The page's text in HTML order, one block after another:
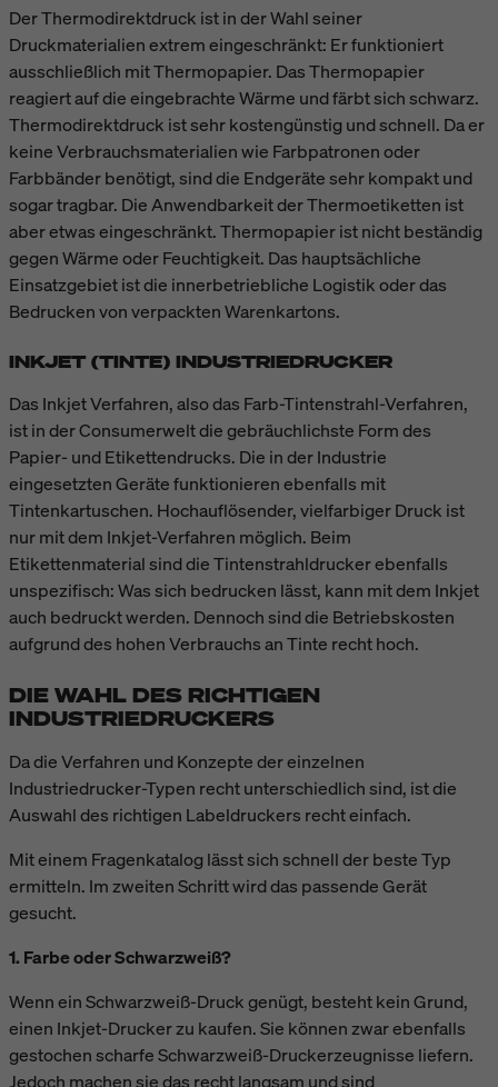
Der Thermodirektdruck ist in der Wahl seiner
Druckmaterialien extrem eingeschränkt: Er funktioniert
ausschließlich mit Thermopapier. Das Thermopapier
reagiert auf die eingebrachte Wärme und färbt sich schwarz.
Thermodirektdruck ist sehr kostengünstig und schnell. Da er
keine Verbrauchsmaterialien wie Farbpatronen oder
Farbbänder benötigt, sind die Endgeräte sehr kompakt und
sogar tragbar. Die Anwendbarkeit der Thermoetiketten ist
aber etwas eingeschränkt. Thermopapier ist nicht beständig
gegen Wärme oder Feuchtigkeit. Das hauptsächliche
Einsatzgebiet ist die innerbetriebliche Logistik oder das
Bedrucken von verpackten Warenkartons.
INKJET (TINTE) INDUSTRIEDRUCKER
Das Inkjet Verfahren, also das Farb-Tintenstrahl-Verfahren,
ist in der Consumerwelt die gebräuchlichste Form des
Papier- und Etikettendrucks. Die in der Industrie
eingesetzten Geräte funktionieren ebenfalls mit
Tintenkartuschen. Hochauflösender, vielfarbiger Druck ist
nur mit dem Inkjet-Verfahren möglich. Beim
Etikettenmaterial sind die Tintenstrahldrucker ebenfalls
unspezifisch: Was sich bedrucken lässt, kann mit dem Inkjet
auch bedruckt werden. Dennoch sind die Betriebskosten
aufgrund des hohen Verbrauchs an Tinte recht hoch.
DIE WAHL DES RICHTIGEN
INDUSTRIEDRUCKERS
Da die Verfahren und Konzepte der einzelnen
Industriedrucker-Typen recht unterschiedlich sind, ist die
Auswahl des richtigen Labeldruckers recht einfach.
Mit einem Fragenkatalog lässt sich schnell der beste Typ
ermitteln. Im zweiten Schritt wird das passende Gerät
gesucht.
1. Farbe oder Schwarzweiß?
Wenn ein Schwarzweiß-Druck genügt, besteht kein Grund,
einen Inkjet-Drucker zu kaufen. Sie können zwar ebenfalls
gestochen scharfe Schwarzweiß-Druckerzeugnisse liefern.
Jedoch machen sie das recht langsam und sind